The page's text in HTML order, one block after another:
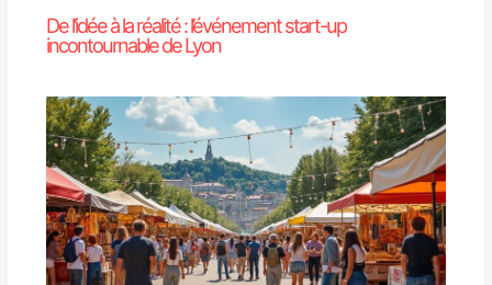
De l’idée à la réalité : l’événement start-up
incontournable de Lyon